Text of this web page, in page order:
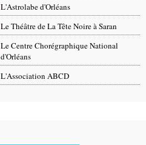
L'Astrolabe d'Orléans
Le Théâtre de La Tête Noire à Saran
Le Centre Chorégraphique National
d'Orléans
L'Association ABCD